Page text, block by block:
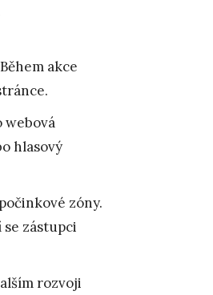
akce
webová
hlasový
zóny.
zástupci
rozvoji